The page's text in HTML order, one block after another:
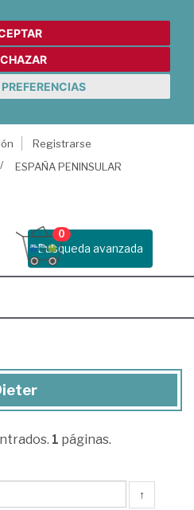
Registrarse
ESPAÑA PENINSULAR
Busqueda avanzada
0
1 páginas.
↑